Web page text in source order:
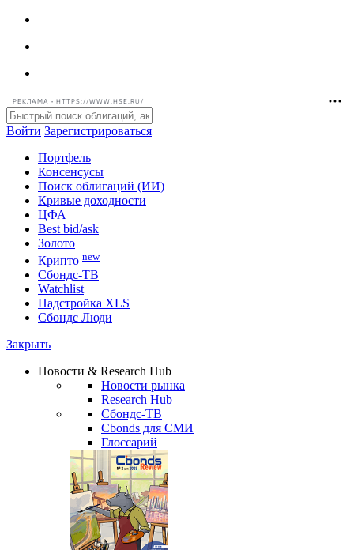
РЕКЛАМА • HTTPS://WWW.HSE.RU/
Войти Зарегистрироваться
Портфель
Консенсусы
Поиск облигаций (ИИ)
Кривые доходности
ЦФА
Best bid/ask
Золото
Крипто new
Watchlist
Сбондс Люди
Новости & Research Hub
Новости рынка
Research Hub
Сбондс-ТВ
Cbonds для СМИ
Глоссарий